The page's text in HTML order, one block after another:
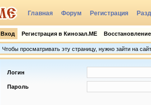
Главная Форум Регистрация
Вход Регистрация в Кинозал.МЕ
Чтобы просматривать эту страницу, нужно зайти на сайт
Логин
Пароль